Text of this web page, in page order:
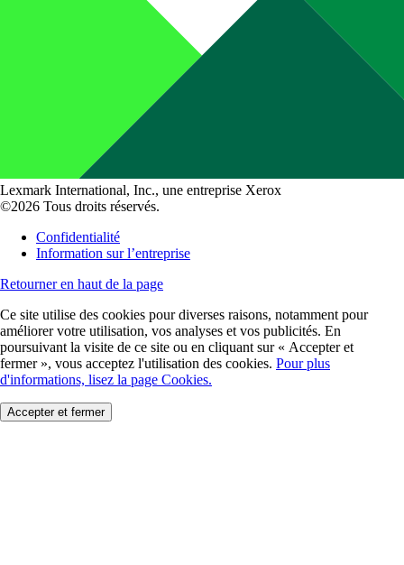
Lexmark International, Inc., une entreprise Xerox
©2026 Tous droits réservés.
Confidentialité
Information sur l’entreprise
Retourner en haut de la page
Ce site utilise des cookies pour diverses raisons, notamment pour
améliorer votre utilisation, vos analyses et vos publicités. En
poursuivant la visite de ce site ou en cliquant sur « Accepter et
fermer », vous acceptez l'utilisation des cookies. Pour plus
d'informations, lisez la page Cookies.
Accepter et fermer